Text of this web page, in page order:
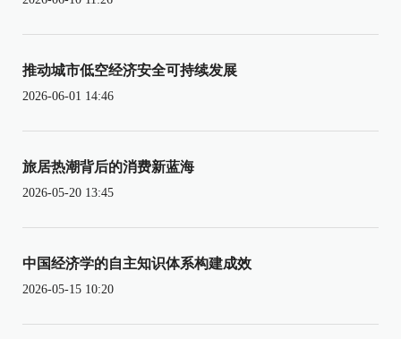
推动城市低空经济安全可持续发展
2026-06-01 14:46
旅居热潮背后的消费新蓝海
2026-05-20 13:45
中国经济学的自主知识体系构建成效
2026-05-15 10:20